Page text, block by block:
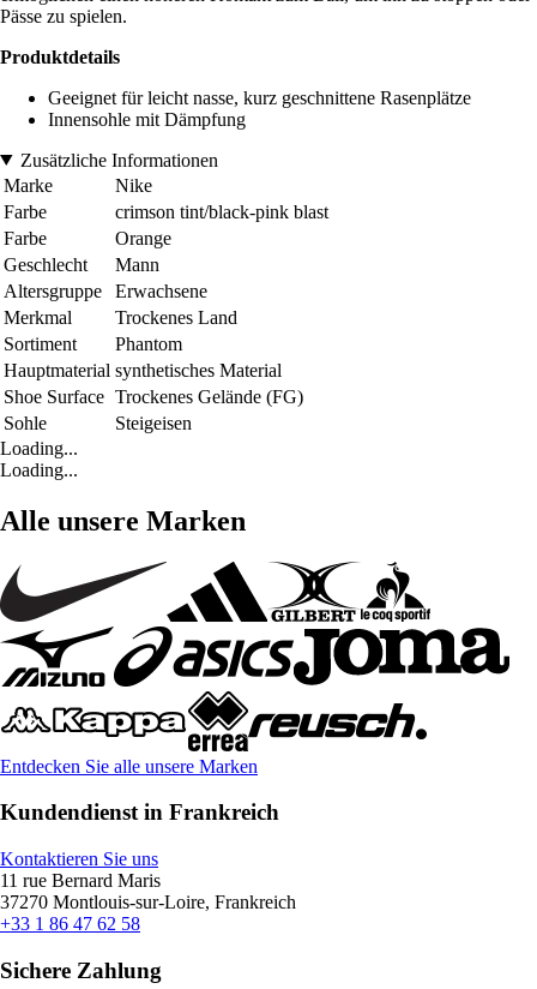
Pässe zu spielen.
Produktdetails
Geeignet für leicht nasse, kurz geschnittene Rasenplätze
Innensohle mit Dämpfung
Zusätzliche Informationen
Marke
Nike
Farbe
crimson tint/black-pink blast
Farbe
Orange
Geschlecht
Mann
Altersgruppe
Erwachsene
Merkmal
Trockenes Land
Sortiment
Phantom
Hauptmaterial synthetisches Material
Shoe Surface Trockenes Gelände (FG)
Sohle
Steigeisen
Loading...
Loading...
Alle unsere Marken
Entdecken Sie alle unsere Marken
Kundendienst in Frankreich
Kontaktieren Sie uns
11 rue Bernard Maris
37270 Montlouis-sur-Loire, Frankreich
+33 1 86 47 62 58
Sichere Zahlung